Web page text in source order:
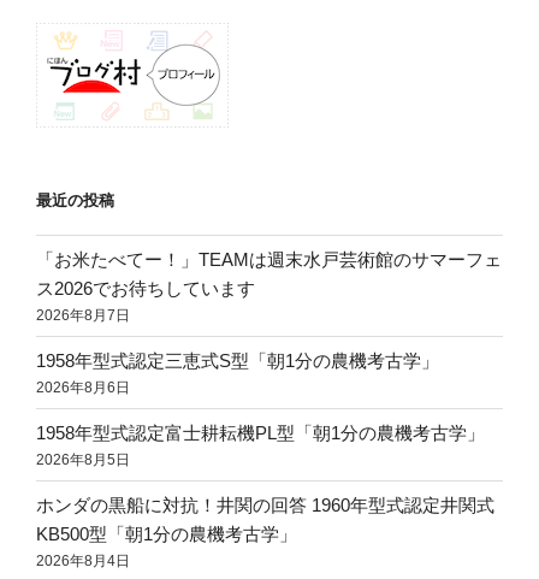
の
ビ
ゲ
ー
シ
ン
最近の投稿
「お米たべてー！」TEAMは週末水戸芸術館のサマーフェ
ス2026でお待ちしています
2026年8月7日
1958年型式認定三恵式S型「朝1分の農機考古学」
2026年8月6日
1958年型式認定富士耕耘機PL型「朝1分の農機考古学」
2026年8月5日
ホンダの黒船に対抗！井関の回答 1960年型式認定井関式
KB500型「朝1分の農機考古学」
2026年8月4日